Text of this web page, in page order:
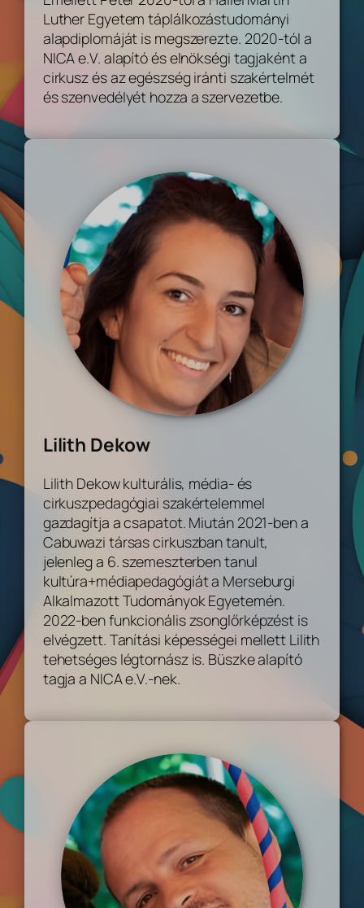
Luther Egyetem táplálkozástudományi
alapdiplomáját is megszerezte. 2020-tól a
NICA e.V. alapító és elnökségi tagjaként a
cirkusz és az egészség iránti szakértelmét
és szenvedélyét hozza a szervezetbe.
Lilith Dekow
Lilith Dekow kulturális, média- és
cirkuszpedagógiai szakértelemmel
gazdagítja a csapatot. Miután 2021-ben a
Cabuwazi társas cirkuszban tanult,
jelenleg a 6. szemeszterben tanul
kultúra+médiapedagógiát a Merseburgi
Alkalmazott Tudományok Egyetemén.
2022-ben funkcionális zsonglőrképzést is
elvégzett. Tanítási képességei mellett Lilith
tehetséges légtornász is. Büszke alapító
tagja a NICA e.V.-nek.